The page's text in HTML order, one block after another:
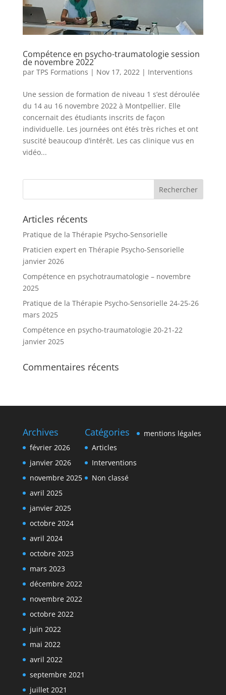
Compétence en psycho-traumatologie session
de novembre 2022
par TPS Formations | Nov 17, 2022| Interventions
Une session de formation de niveau 1 s’est déroulée
du 14 au 16 novembre 2022 à Montpellier. Elle
concernait des étudiants inscrits de façon
individuelle. Les journées ont étés très riches et ont
suscité beaucoup d’intérêt. Les cas clinique vus en
vidéo...
Articles récents
Pratique de la Thérapie Psycho-Sensorielle
Praticien expert en Thérapie Psycho-Sensorielle
janvier 2026
Compétence en psychotraumatologie – novembre
2025
Pratique de la Thérapie Psycho-Sensorielle 24-25-26
mars 2025
Compétence en psycho-traumatologie 20-21-22
janvier 2025
Commentaires récents
Archives
février 2026
janvier 2026
novembre 2025
avril 2025
janvier 2025
octobre 2024
avril 2024
octobre 2023
mars 2023
décembre 2022
novembre 2022
octobre 2022
juin 2022
mai 2022
avril 2022
septembre 2021
juillet 2021
Catégories
Articles
Interventions
Non classé
mentions légales